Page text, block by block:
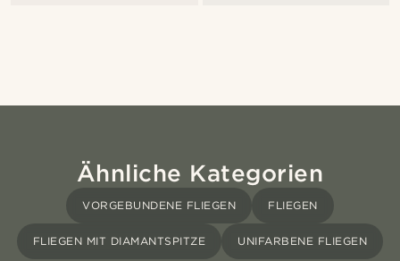
Ähnliche Kategorien
VORGEBUNDENE FLIEGEN FLIEGEN
FLIEGEN MIT DIAMANTSPITZE UNIFARBENE FLIEGEN